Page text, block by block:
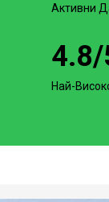
Активни
4.8/
Най-